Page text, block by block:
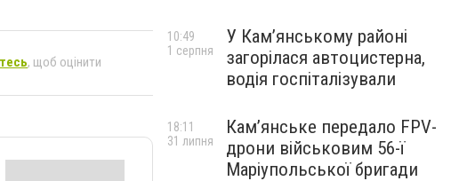
, щоб оцінити
У Кам’янському районі
загорілася автоцистерна,
водія госпіталізували
10:49
1 серпня
Кам’янське передало FPV-
дрони військовим 56-ї
Маріупольської бригади
18:11
31 липня